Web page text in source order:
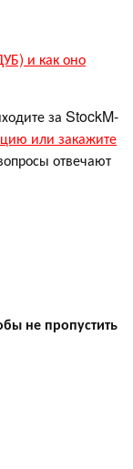
и как оно
за StockM-
или закажите
отвечают
не пропустить